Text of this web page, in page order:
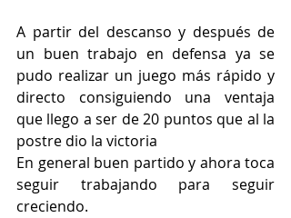
A partir del descanso y después de
un buen trabajo en defensa ya se
pudo realizar un juego más rápido y
directo consiguiendo una ventaja
que llego a ser de 20 puntos que al la
postre dio la victoria
En general buen partido y ahora toca
seguir trabajando para seguir
creciendo.